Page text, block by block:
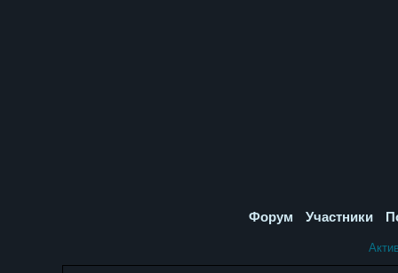
Форум Участники